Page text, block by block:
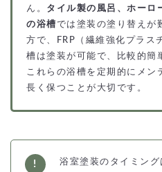
ん。 タイル製の風呂、ホーロ
の浴槽では塗装の塗り替えが
方で、FRP（繊維強化プラス
槽は塗装が可能で、比較的簡
これらの浴槽を定期的にメン
長く保つことが大切です。
浴室塗装のタイミン